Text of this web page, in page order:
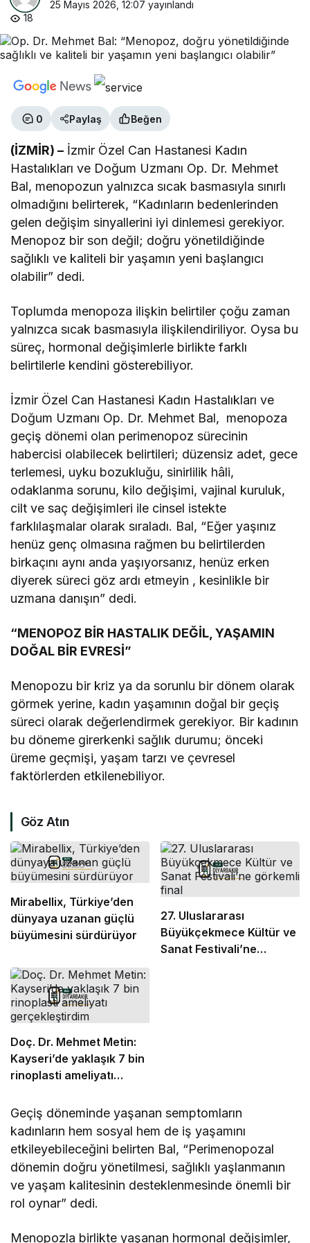
25 Mayıs 2026, 12:07 yayınlandı
18
0 Paylaş Beğen
(İZMİR) – İzmir Özel Can Hastanesi Kadın
Hastalıkları ve Doğum Uzmanı Op. Dr. Mehmet
Bal, menopozun yalnızca sıcak basmasıyla sınırlı
olmadığını belirterek, “Kadınların bedenlerinden
gelen değişim sinyallerini iyi dinlemesi gerekiyor.
Menopoz bir son değil; doğru yönetildiğinde
sağlıklı ve kaliteli bir yaşamın yeni başlangıcı
olabilir” dedi.
Toplumda menopoza ilişkin belirtiler çoğu zaman
yalnızca sıcak basmasıyla ilişkilendiriliyor. Oysa bu
süreç, hormonal değişimlerle birlikte farklı
belirtilerle kendini gösterebiliyor.
İzmir Özel Can Hastanesi Kadın Hastalıkları ve
Doğum Uzmanı Op. Dr. Mehmet Bal, menopoza
geçiş dönemi olan perimenopoz sürecinin
habercisi olabilecek belirtileri; düzensiz adet, gece
terlemesi, uyku bozukluğu, sinirlilik hâli,
odaklanma sorunu, kilo değişimi, vajinal kuruluk,
cilt ve saç değişimleri ile cinsel istekte
farklılaşmalar olarak sıraladı. Bal, “Eğer yaşınız
henüz genç olmasına rağmen bu belirtilerden
birkaçını aynı anda yaşıyorsanız, henüz erken
diyerek süreci göz ardı etmeyin , kesinlikle bir
uzmana danışın” dedi.
“MENOPOZ BİR HASTALIK DEĞİL, YAŞAMIN
DOĞAL BİR EVRESİ”
Menopozu bir kriz ya da sorunlu bir dönem olarak
görmek yerine, kadın yaşamının doğal bir geçiş
süreci olarak değerlendirmek gerekiyor. Bir kadının
bu döneme girerkenki sağlık durumu; önceki
üreme geçmişi, yaşam tarzı ve çevresel
faktörlerden etkilenebiliyor.
Göz Atın
Mirabellix, Türkiye’den
dünyaya uzanan güçlü
büyümesini sürdürüyor
27. Uluslararası
Büyükçekmece Kültür ve
Sanat Festivali’ne
Doç. Dr. Mehmet Metin:
Kayseri’de yaklaşık 7 bin
rinoplasti ameliyatı
Geçiş döneminde yaşanan semptomların
kadınların hem sosyal hem de iş yaşamını
etkileyebileceğini belirten Bal, “Perimenopozal
dönemin doğru yönetilmesi, sağlıklı yaşlanmanın
ve yaşam kalitesinin desteklenmesinde önemli bir
rol oynar” dedi.
Menopozla birlikte yaşanan hormonal değişimler,